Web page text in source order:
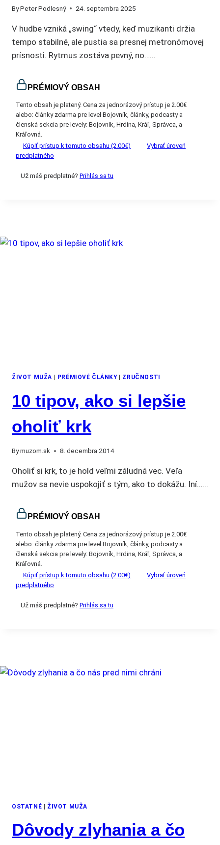
ByPeter Podlesný 24. septembra 2025
V hudbe vzniká „swing“ vtedy, keď muzikanti držia
tempo stabilné, ale pustia sa presnej metronómovej
prísnosti. Rytmus zostáva pevný, no…...
PRÉMIOVÝ OBSAH
Tento obsah je platený. Cena za jednorázový prístup je 2.00€
alebo: články zdarma pre level Bojovník, články, podcasty a
členská sekcia pre levely: Bojovník, Hrdina, Kráľ, Správca, a
Kráľovná.
Kúpiť prístup k tomuto obsahu (2.00€)
Vybrať úroveń
predplatného
Už máš predplatné? Prihlás sa tu
ŽIVOT MUŽA | PRÉMIOVÉ ČLÁNKY| ZRUČNOSTI
10 tipov, ako si lepšie
oholiť krk
Bymuzom.sk 8. decembra 2014
Oholiť si krk, to je hold veľmi záludná vec. Veľa
mužov sa nevie uspokojiť s tým, ako to dokážu. Iní…...
PRÉMIOVÝ OBSAH
Tento obsah je platený. Cena za jednorázový prístup je 2.00€
alebo: články zdarma pre level Bojovník, články, podcasty a
členská sekcia pre levely: Bojovník, Hrdina, Kráľ, Správca, a
Kráľovná.
Kúpiť prístup k tomuto obsahu (2.00€)
Vybrať úroveń
predplatného
Už máš predplatné? Prihlás sa tu
OSTATNÉ | ŽIVOT MUŽA
Dôvody zlyhania a čo